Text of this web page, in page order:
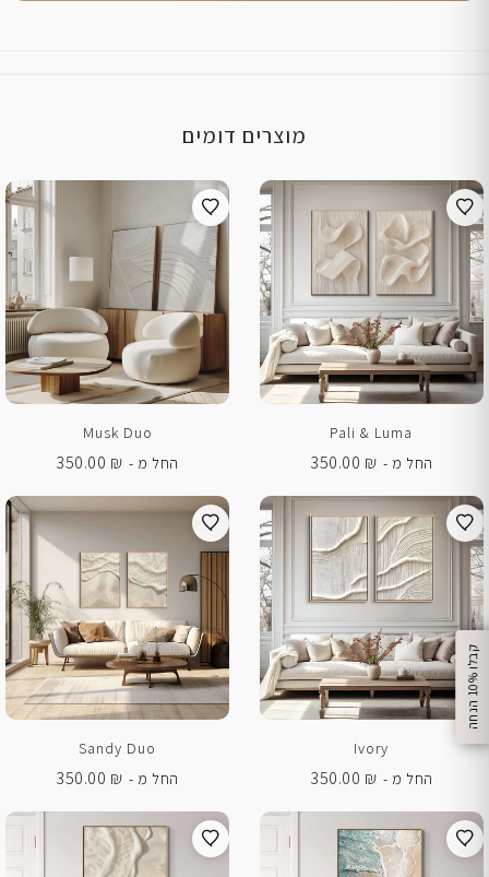
ק
ב
ל
ו
1
0
%
ה
נ
ח
ה
מוצרים דומים
Pali & Luma
החל מ -
350.00 ₪
Musk Duo
החל מ -
350.00 ₪
Ivory
החל מ -
350.00 ₪
Sandy Duo
החל מ -
350.00 ₪